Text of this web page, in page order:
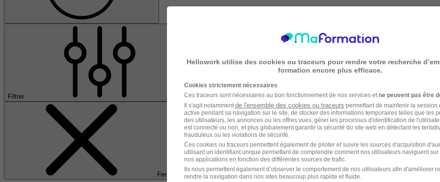
Filtrer
Fermer
Hellowork utilise des cookies ou traceurs pour rendre votre recherche
formation encore plus efficace.
Cookies strictement nécessaires
Ces traceurs sont nécessaires au bon fonctionnement de nos services et ne peuvent pas être
Il s'agit notamment de l'ensemble des cookies ou traceurs permettant de maintenir la session
active pendant sa navigation sur le site, de stocker des informations temporaires telles que les
des utilisateurs, les annonces ou les offres vues, gérer les processus d'identification de
est connecté ou non, et plus globalement garantir la sécurité du site web en détectant les
frauduleux ou les violations de sécurité.
Ces cookies ou traceurs permettent également de piloter et suivre les sources d'acquisition
utilisant un identifiant unique permettant de comprendre comment nos utilisateurs naviguent sur
nos applications en fonction des différentes sources de trafic.
Ils nous permettent également d’observer le comportement de nos utilisateurs afin d'améliorer
rendre la navigation dans nos sites beaucoup plus rapide et fluide.